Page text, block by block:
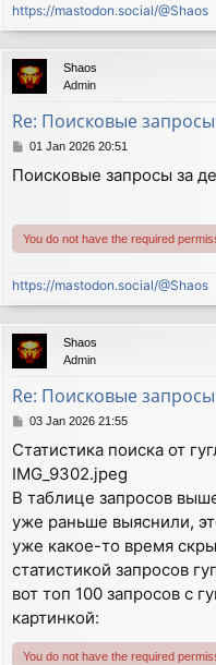
https://mastodon.social/@Shaos
Shaos
Admin
Re: Поисковые запросы
P
s
01 Jan 2026 20:51
Поисковые запросы за
You do not have the required
https://mastodon.social/@Shaos
Shaos
Admin
Re: Поисковые запросы
P
s
t
03 Jan 2026 21:55
Статистика поиска от
IMG_9302.jpeg
В таблице запросов
уже раньше выяснили,
уже какое-то время
статистикой запросов
вот топ 100 запросов с
картинкой:
You do not have the required